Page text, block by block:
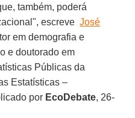
também, poderá
escreveJosé
em demografia e
e doutorado em
Públicas da
Estatísticas –
por EcoDebate, 26-